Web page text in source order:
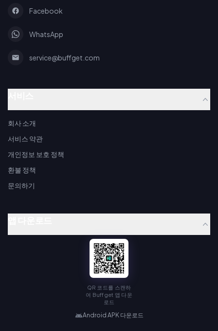
Facebook
WhatsApp
service@buffget.com
회사 소개
서비스 약관
개인정보 보호 정책
환불 정책
문의하기
QR 코드를 스캔하
여 Buffget 앱 다운
로드
Android APK 다운로드